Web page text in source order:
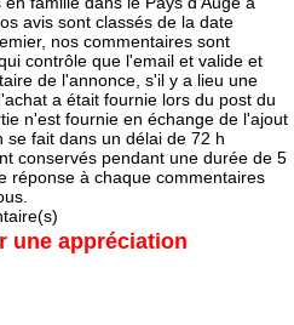
avis sont classés de la date
nos commentaires sont
contrôle que l'email et valide et
de l'annonce, s'il y a lieu une
a était fournie lors du post du
n'est fournie en échange de l'ajout
fait dans un délai de 72 h
conservés pendant une durée de 5
réponse à chaque commentaires
une appréciation